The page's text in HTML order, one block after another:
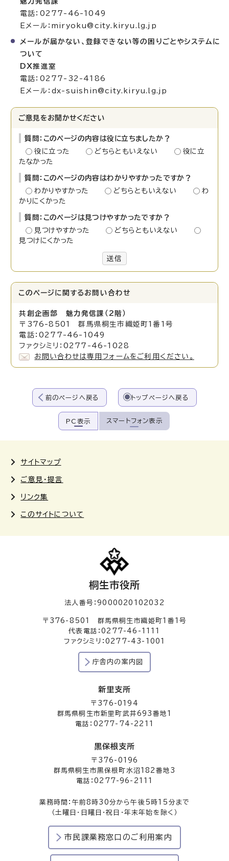
電話：0277-46-1049
Eメール：miryoku@city.kiryu.lg.jp
メールが届かない、登録できない等の困りごとやシステムに
ついて
DX推進室
電話：0277-32-4186
Eメール：dx-suishin@city.kiryu.lg.jp
ご意見をお聞かせください
質問：このページの内容は役に立ちましたか？
役に立った
どちらともいえない
役に立
たなかった
質問：このページの内容はわかりやすかったですか？
わかりやすかった
どちらともいえない
わ
かりにくかった
質問：このページは見つけやすかったですか？
見つけやすかった
どちらともいえない
見つけにくかった
送信
このページに関する お問い合わせ
共創企画部 魅力発信課（2階）
〒376-8501 群馬県桐生市織姫町1番1号
電話：0277-46-1049
ファクシミリ：0277-46-1028
お問い合わせは専用フォームをご利用ください。
前のページへ戻る トップページへ戻る
PC表示 スマートフォン表示
サイトマップ
ご意見・提言
リンク集
このサイトについて
桐生市役所
法人番号：9000020102032
〒376-8501 群馬県桐生市織姫町1番1号
代表電話：0277-46-1111
ファクシミリ：0277-43-1001
庁舎内の案内図
新里支所
〒376-0194
群馬県桐生市新里町武井693番地1
電話：0277-74-2211
黒保根支所
〒376-0196
群馬県桐生市黒保根町水沼182番地3
電話：0277-96-2111
業務時間：午前8時30分から午後5時15分まで
（土曜日・日曜日・祝日・年末年始を除く）
市民課業務窓口のご利用案内